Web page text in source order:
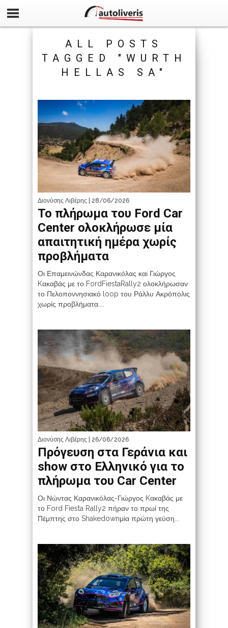
ALL POSTS
TAGGED "WURTH
HELLAS SA"
Διονύσης Λιβέρης | 28/06/2026
Το πλήρωμα του Ford Car
Center ολοκλήρωσε μία
απαιτητική ημέρα χωρίς
προβλήματα
Οι Επαμεινώνδας Καρανικόλας και Γιώργος
Kακαβάς με το FordFiestaRally2 ολοκλήρωσαν
το Πελοποννησιακό loop του Ράλλυ Ακρόπολις
χωρίς προβλήματα....
Διονύσης Λιβέρης | 26/06/2026
Πρόγευση στα Γεράνια και
show στο Ελληνικό για το
πλήρωμα του Car Center
Οι Νώντας Καρανικόλας-Γιώργος Kακαβάς με
το Ford Fiesta Rally2 πήραν το πρωί της
Πέμπτης στο Shakedownμία πρώτη γεύση...